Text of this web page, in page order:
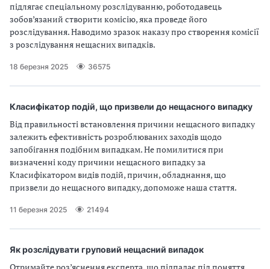
підлягає спеціальному розслідуванню, роботодавець
зобов’язаний створити комісію, яка проведе його
розслідування. Наводимо зразок наказу про створення комісії
з розслідування нещасних випадків.
18 березня 2025 36575
Класифікатор подій, що призвели до нещасного випадку
Від правильності встановлення причини нещасного випадку
залежить ефективність розроблюваних заходів щодо
запобігання подібним випадкам. Не помилитися при
визначенні коду причини нещасного випадку за
Класифікатором видів подій, причин, обладнання, що
призвели до нещасного випадку, допоможе наша стаття.
11 березня 2025 21494
Як розслідувати груповий нещасний випадок
а
ц